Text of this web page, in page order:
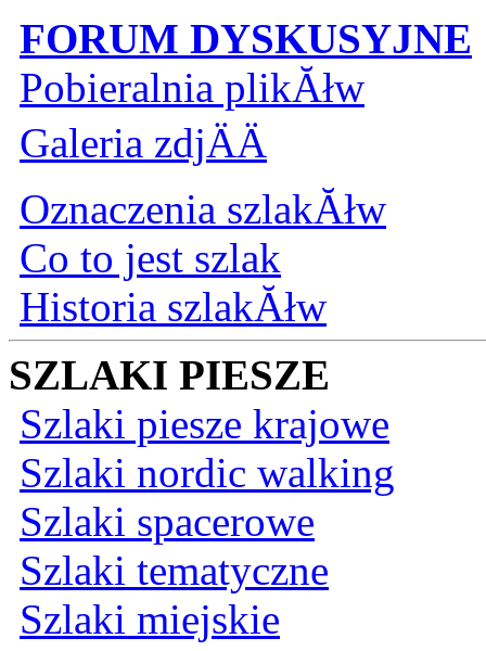
FORUM DYSKUSYJNE
Pobieralnia plikĂłw
Galeria zdjÄÄ
Oznaczenia szlakĂłw
Co to jest szlak
Historia szlakĂłw
SZLAKI PIESZE
Szlaki piesze krajowe
Szlaki nordic walking
Szlaki spacerowe
Szlaki tematyczne
Szlaki miejskie